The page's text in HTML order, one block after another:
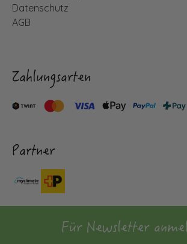
Datenschutz
AGB
Zahlungsarten
Partner
Für Newsletter